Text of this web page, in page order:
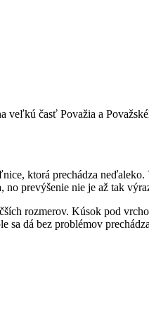
veľkú časť Považia a
ktorá prechádza
prevýšenie nie je až tak
rozmerov. Kúsok pod
sa dá bez problémov